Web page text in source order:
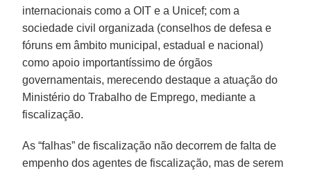
internacionais como a OIT e a Unicef; com a
sociedade civil organizada (conselhos de defesa e
fóruns em âmbito municipal, estadual e nacional)
como apoio importantíssimo de órgãos
governamentais, merecendo destaque a atuação do
Ministério do Trabalho de Emprego, mediante a
fiscalização.
As “falhas” de fiscalização não decorrem de falta de
empenho dos agentes de fiscalização, mas de serem